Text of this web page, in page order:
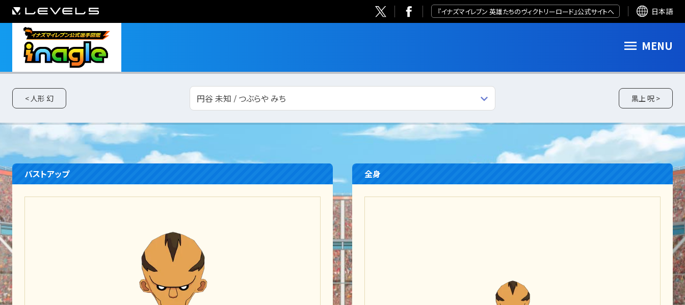
『イナズマイレブン 英雄たちのヴィクトリーロード』公式サイトへ 日本語
MENU
< 人形 幻 円谷 未知 / つぶらや みち 黒上 呪 >
バストアップ 全身